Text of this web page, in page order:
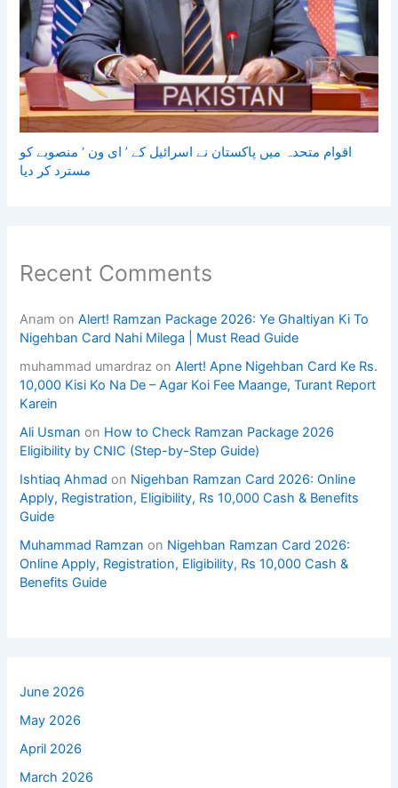
اقوام متحدہ میں پاکستان نے اسرائیل کے ’ ای ون ‘ منصوبے کو
مسترد کر دیا
Recent Comments
Anam onAlert! Ramzan Package 2026: Ye Ghaltiyan Ki To
Nigehban Card Nahi Milega | Must Read Guide
muhammad umardraz onAlert! Apne Nigehban Card Ke Rs.
10,000 Kisi Ko Na De – Agar Koi Fee Maange, Turant Report
Karein
Ali Usman on How to Check Ramzan Package 2026
Eligibility by CNIC (Step-by-Step Guide)
Ishtiaq Ahmad on Nigehban Ramzan Card 2026: Online
Apply, Registration, Eligibility, Rs 10,000 Cash & Benefits
Guide
Muhammad Ramzan on Nigehban Ramzan Card 2026:
Online Apply, Registration, Eligibility, Rs 10,000 Cash &
Benefits Guide
June 2026
May 2026
April 2026
March 2026